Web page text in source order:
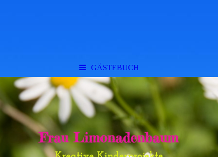
GÄSTEBUCH